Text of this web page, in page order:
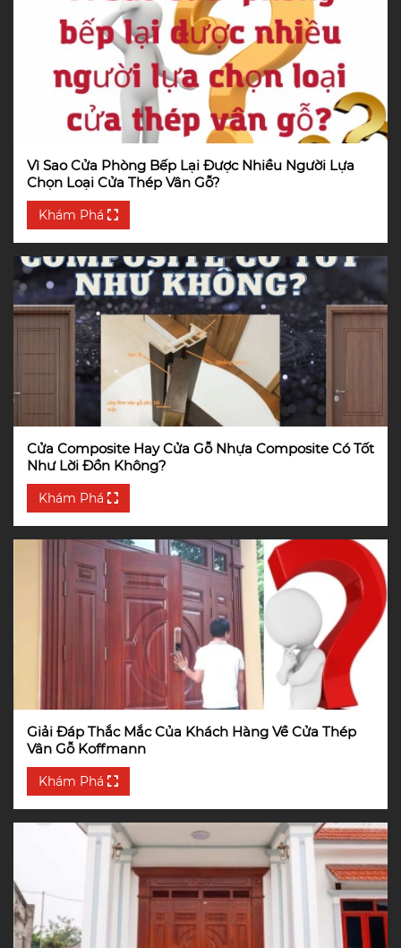
Vì Sao Cửa Phòng Bếp Lại Được Nhiều Người Lựa
Chọn Loại Cửa Thép Vân Gỗ?
Khám Phá
Cửa Composite Hay Cửa Gỗ Nhựa Composite Có Tốt
Như Lời Đồn Không?
Khám Phá
Giải Đáp Thắc Mắc Của Khách Hàng Về Cửa Thép
Vân Gỗ Koffmann
Khám Phá